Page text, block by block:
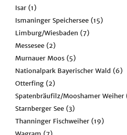
Isar (1)
Ismaninger Speichersee (15)
Limburg/Wiesbaden (7)
Messesee (2)
Murnauer Moos (5)
Nationalpark Bayerischer Wald (6)
Otterfing (2)
Spatenbräufilz/Mooshamer Weiher
Starnberger See (3)
Thanninger Fischweiher (19)